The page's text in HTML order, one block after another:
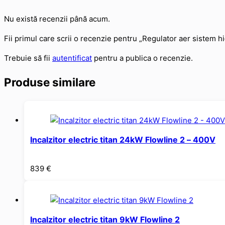
Nu există recenzii până acum.
Fii primul care scrii o recenzie pentru „Regulator aer sistem
Trebuie să fii autentificat pentru a publica o recenzie.
Produse similare
Incalzitor electric titan 24kW Flowline 2 – 400V
839 €
Incalzitor electric titan 9kW Flowline 2